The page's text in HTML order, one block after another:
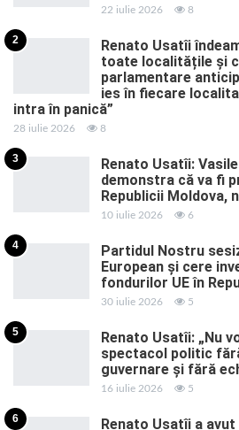
22 iulie 2026 8
2
Renato Usatîi
toate localitățile și
parlamentare
ies în fiecare
intra în panică”
28 iulie 2026 8
3
Renato Usatîi:
demonstra că va fi
Republicii Moldova,
10 iulie 2026 6
4
Partidul Nostru
European și cere
fondurilor UE în
30 iulie 2026 5
5
Renato Usatîi: „Nu
spectacol politic
guvernare și fără
16 iulie 2026 5
6
Renato Usatîi a